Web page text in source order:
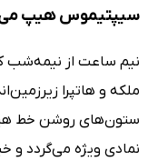
سیپتیموس هیپ
نیم‌ ساعت از نیمه‌شب
ملکه و هاتپرا
ستون‌های روشن خط
نمادی ویژه می‌گردد و